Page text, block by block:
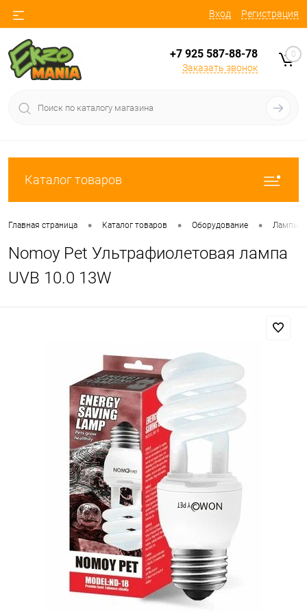
Вход Регистрация
+7 925 587-88-78
Заказать звонок
0
Каталог товаров
Главная страница • Каталог товаров • Оборудование • Лампы
Nomoy Pet Ультрафиолетовая лампа
UVB 10.0 13W